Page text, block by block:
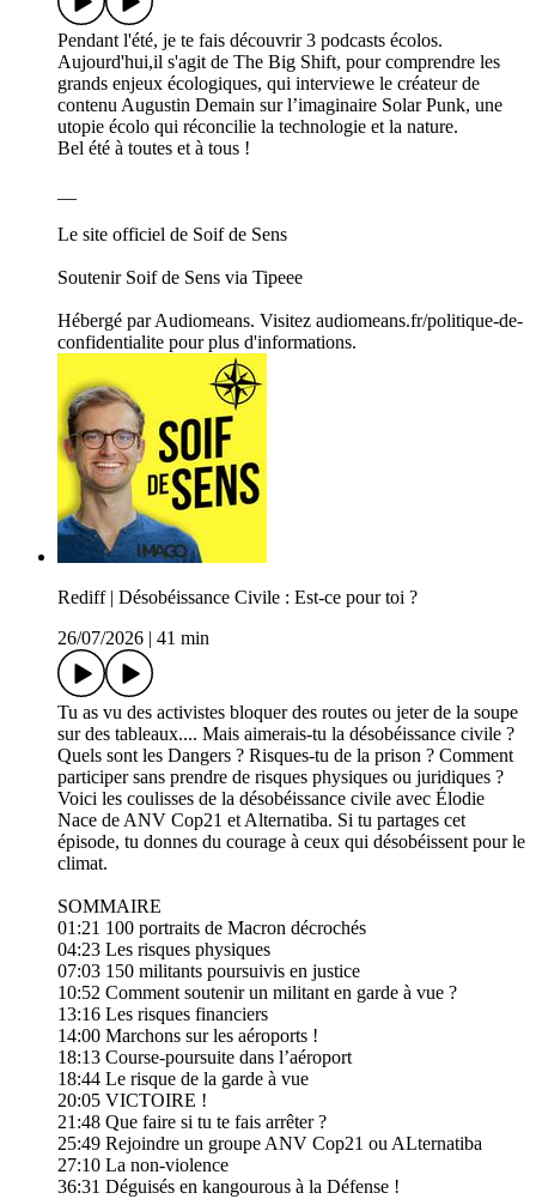
Pendant l'été, je te fais découvrir 3 podcasts écolos.
Aujourd'hui,il s'agit de The Big Shift, pour comprendre les
grands enjeux écologiques, qui interviewe le créateur de
contenu Augustin Demain sur l’imaginaire Solar Punk, une
utopie écolo qui réconcilie la technologie et la nature.
Bel été à toutes et à tous !
Le site officiel de Soif de Sens
Soutenir Soif de Sens via Tipeee
Hébergé par Audiomeans. Visitez audiomeans.fr/politique-de-
confidentialite pour plus d'informations.
Rediff | Désobéissance Civile : Est-ce pour toi ?
26/07/2026
41 min
Tu as vu des activistes bloquer des routes ou jeter de la soupe
sur des tableaux.... Mais aimerais-tu la désobéissance civile ?
Quels sont les Dangers ? Risques-tu de la prison ? Comment
participer sans prendre de risques physiques ou juridiques ?
Voici les coulisses de la désobéissance civile avec Élodie
Nace de ANV Cop21 et Alternatiba. Si tu partages cet
épisode, tu donnes du courage à ceux qui désobéissent pour le
climat.
SOMMAIRE
01:21 100 portraits de Macron décrochés
04:23 Les risques physiques
07:03 150 militants poursuivis en justice
10:52 Comment soutenir un militant en garde à vue ?
13:16 Les risques financiers
14:00 Marchons sur les aéroports !
18:13 Course-poursuite dans l’aéroport
18:44 Le risque de la garde à vue
20:05 VICTOIRE !
21:48 Que faire si tu te fais arrêter ?
25:49 Rejoindre un groupe ANV Cop21 ou ALternatiba
27:10 La non-violence
36:31 Déguisés en kangourous à la Défense !